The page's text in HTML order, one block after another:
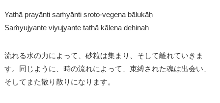
Yathā prayānti saṁyānti sroto-vegena bālukāḥ
Saṁyujyante viyujyante tathā kālena dehinaḥ
流れる水の力によって、砂粒は集まり、そして離れていきま
す。同じように、時の流れによって、束縛された魂は出会い、
そしてまた散り散りになります。